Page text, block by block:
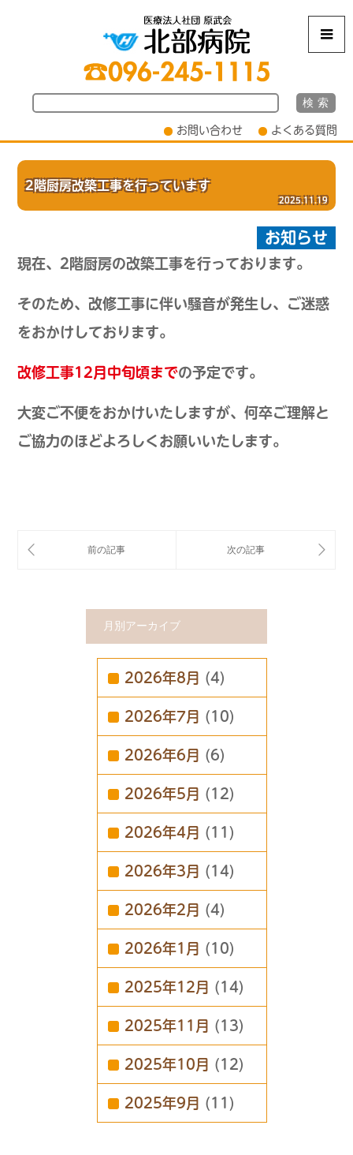
よくある質問
お問い合わせ
2階厨房改築工事を行っています
2025.11.19
お知らせ
現在、2階厨房の改築工事を行っております。
そのため、改修工事に伴い騒音が発生し、ご迷惑
をおかけしております。
改修工事12月中旬頃までの予定です。
大変ご不便をおかけいたしますが、何卒ご理解と
ご協力のほどよろしくお願いいたします。
月別アーカイブ
2026年8月 (4)
2026年7月 (10)
2026年6月 (6)
2026年5月 (12)
2026年4月 (11)
2026年3月 (14)
2026年2月 (4)
2026年1月 (10)
2025年12月 (14)
2025年11月 (13)
2025年10月 (12)
2025年9月 (11)